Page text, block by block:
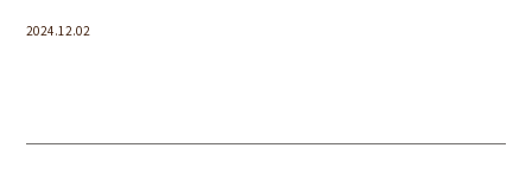
2024.12.02